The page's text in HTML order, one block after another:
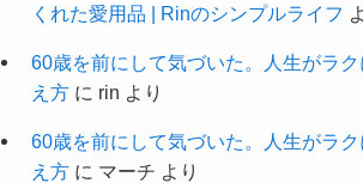
くれた愛用品 | Rinのシンプルライフ
60歳を前にして気づいた。人生がラ
え方に rin より
60歳を前にして気づいた。人生がラ
え方に マーチ より